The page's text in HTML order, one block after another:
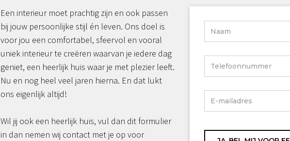
Een interieur moet prachtig zijn en ook passen
bij jouw persoonlijke stijl én leven. Ons doel is
voor jou een comfortabel, sfeervol en vooral
uniek interieur te creëren waarvan je iedere dag
geniet, een heerlijk huis waar je met plezier leeft.
Nu en nog heel veel jaren hierna. En dat lukt
ons eigenlijk altijd!
Wil jij ook een heerlijk huis, vul dan dit formulier
in dan nemen wij contact met je op voor